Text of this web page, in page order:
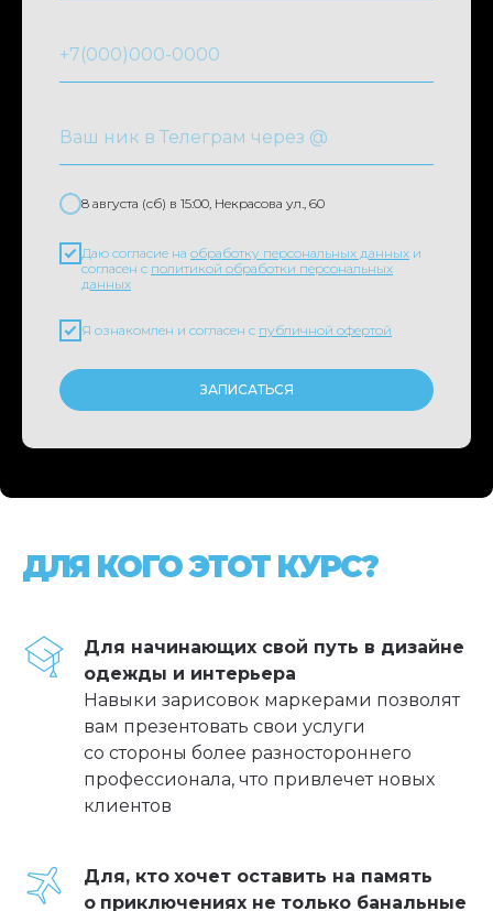
8 августа (сб) в 15:00, Некрасова ул., 60
Даю согласие на обработку персональных данных и
согласен с политикой обработки персональных
данных
Я ознакомлен и согласен с публичной офертой
ЗАПИСАТЬСЯ
ДЛЯ КОГО ЭТОТ КУРС?
Для начинающих свой путь в дизайне
одежды и интерьера
Навыки зарисовок маркерами позволят
вам презентовать свои услуги
со стороны более разностороннего
профессионала, что привлечет новых
клиентов
Для, кто хочет оставить на память
о приключениях не только банальные